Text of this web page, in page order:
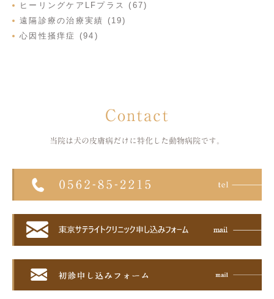
ヒーリングケアLFプラス (67)
遠隔診療の治療実績 (19)
心因性掻痒症 (94)
Contact
当院は犬の皮膚病だけに特化した 動物病院です。